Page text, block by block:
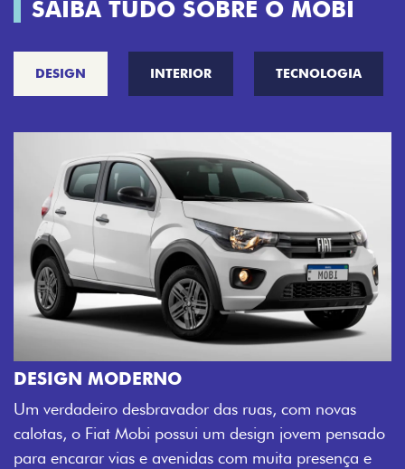
SAIBA TUDO SOBRE O MOBI
DESIGN INTERIOR TECNOLOGIA
e
CINCO OPÇÕES DE CORES
O Fiat Mobi tem sempre uma opção de cor que é
sua cara. Escolha entre o Preto Vulcano, Vermelho
Montecarlo, Branco Banchisa, Prata Bari e Cinza
Silverstone.